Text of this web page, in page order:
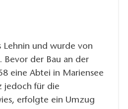
Lehnin und wurde von
Bevor der Bau an der
eine Abtei in Mariensee
jedoch für die
erfolgte ein Umzug